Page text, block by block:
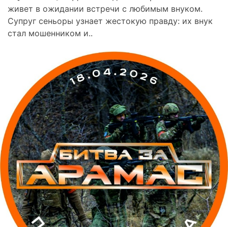
живет в ожидании встречи с любимым внуком.
Супруг сеньоры узнает жестокую правду: их внук
стал мошенником и..